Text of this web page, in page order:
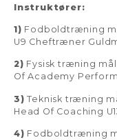
Instruktører:
1) Fodboldtræning
U9 Cheftræner
2) Fysisk træning
Of Academy
3) Teknisk træning
Head Of Coaching
4) Fodboldtræning